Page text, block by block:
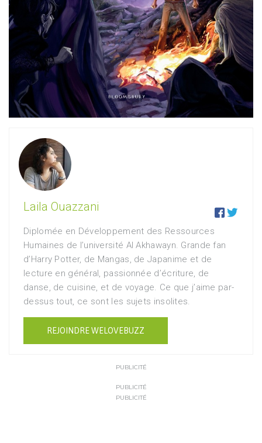
Laila Ouazzani 

Diplomée en Développement des Ressources
Humaines de l’université Al Akhawayn. Grande fan
d’Harry Potter, de Mangas, de Japanime et de
lecture en général, passionnée d’écriture, de
danse, de cuisine, et de voyage. Ce que j’aime par-
dessus tout, ce sont les sujets insolites.
REJOINDRE WELOVEBUZZ
PUBLICITÉ
PUBLICITÉ
PUBLICITÉ